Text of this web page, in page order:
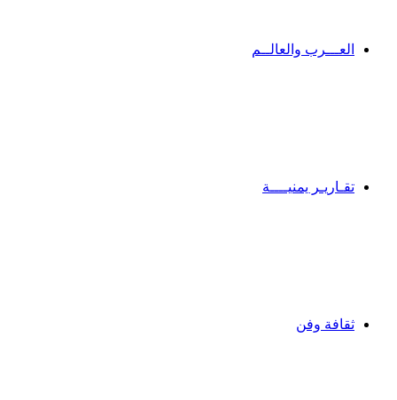
العـــرب والعالــم
تقـاريـر يمنيــــة
ثقافة وفن